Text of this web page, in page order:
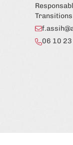
Transitions
06 10